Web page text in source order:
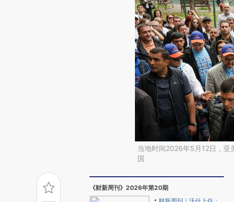
当地时间2026年5月12日，亚
国
《财新周刊》2026年第20期